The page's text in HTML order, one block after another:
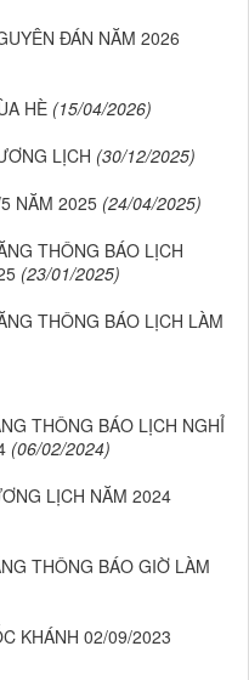
ĐÁN NĂM 2026
HÈ (15/04/2026)
LỊCH (30/12/2025)
NĂM 2025 (24/04/2025)
THÔNG BÁO LỊCH
(23/01/2025)
THÔNG BÁO LỊCH LÀM
THÔNG BÁO LỊCH NGHỈ
(06/02/2024)
LỊCH NĂM 2024
THÔNG BÁO GIỜ LÀM
KHÁNH 02/09/2023